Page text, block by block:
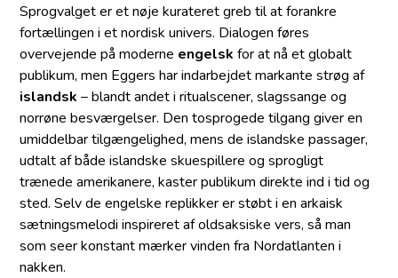
Sprogvalget er et nøje kurateret greb til at forankre
fortællingen i et nordisk univers. Dialogen føres
overvejende på moderne engelsk for at nå et globalt
publikum, men Eggers har indarbejdet markante strøg af
islandsk – blandt andet i ritualscener, slagssange og
norrøne besværgelser. Den tosprogede tilgang giver en
umiddelbar tilgængelighed, mens de islandske passager,
udtalt af både islandske skuespillere og sprogligt
trænede amerikanere, kaster publikum direkte ind i tid og
sted. Selv de engelske replikker er støbt i en arkaisk
sætningsmelodi inspireret af oldsaksiske vers, så man
som seer konstant mærker vinden fra Nordatlanten i
nakken.